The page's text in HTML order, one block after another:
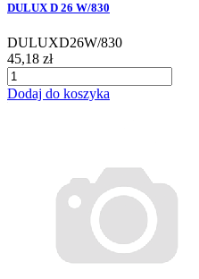
DULUX D 26 W/830
DULUXD26W/830
45,18 zł
Dodaj do koszyka